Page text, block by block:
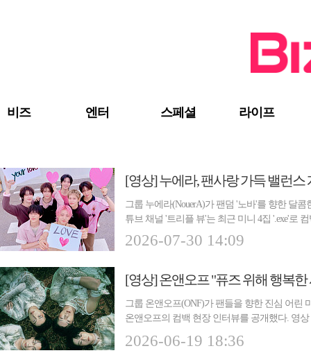
비즈 엔터 스페셜 라이프
[영상] 누에라, 팬사랑 가득 밸런
그룹 누에라(NouerA)가 팬덤 '노바'를 향한 달
튜브 채널 '트리플 뷰'는 최근 미니 4집 '.exe'로
2026-07-30 14:09
[영상] 온앤오프 "퓨즈 위해 행복한
그룹 온앤오프(ONF)가 팬들을 향한 진심 어린
온앤오프의 컴백 현장 인터뷰를 공개했다. 영
2026-06-19 18:36